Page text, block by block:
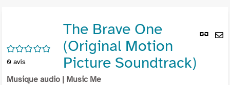
Lien
/5
0 avis
The Brave One
(Original Motion
Picture Soundtrack)
Musique audio | Music Me